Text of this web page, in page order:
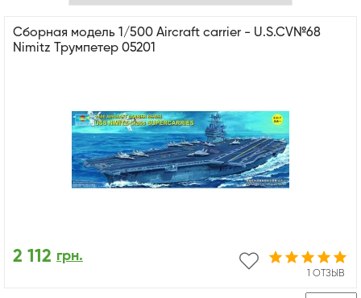
Сборная модель 1/500 Aircraft carrier - U.S.CV№68
Nimitz Трумпетер 05201
1 ОТЗЫВ
2 112 грн.